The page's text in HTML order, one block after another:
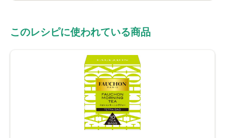
このレシピに使われている商品